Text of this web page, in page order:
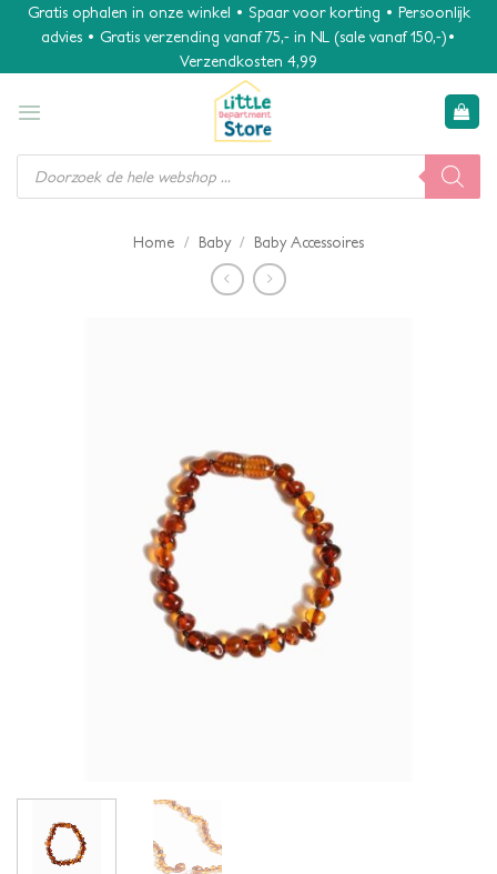
Gratis ophalen in onze winkel • Spaar voor korting • Persoonlijk
advies • Gratis verzending vanaf 75,- in NL (sale vanaf 150,-)•
Verzendkosten 4,99
Producten
zoeken
Home / Baby / Baby Accessoires